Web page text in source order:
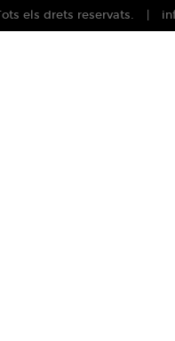
els drets reservats.